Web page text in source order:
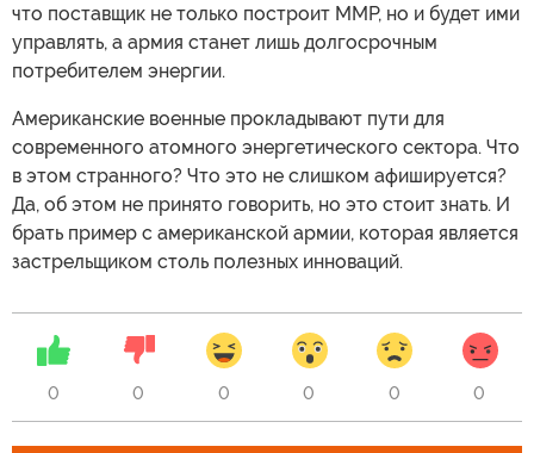
что поставщик не только построит ММР, но и будет ими
управлять, а армия станет лишь долгосрочным
потребителем энергии.
Американские военные прокладывают пути для
современного атомного энергетического сектора. Что
в этом странного? Что это не слишком афишируется?
Да, об этом не принято говорить, но это стоит знать. И
брать пример с американской армии, которая является
застрельщиком столь полезных инноваций.
0 0 0 0 0 0